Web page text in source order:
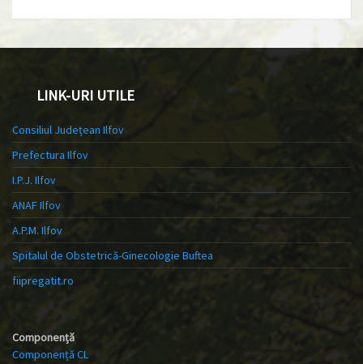
LINK-URI UTILE
Consiliul Județean Ilfov
Prefectura Ilfov
I.P.J. Ilfov
ANAF Ilfov
A.P.M. Ilfov
Spitalul de Obstetrică-Ginecologie Buftea
fiipregatit.ro
Componență
Componență CL